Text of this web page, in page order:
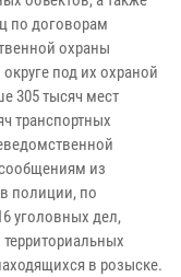
по договорам
охраны
под их охраной
305 тысяч мест
транспортных
из
полиции, по
уголовных дел,
в розыске.